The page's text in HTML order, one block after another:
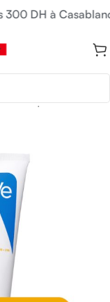
DH à
et corps